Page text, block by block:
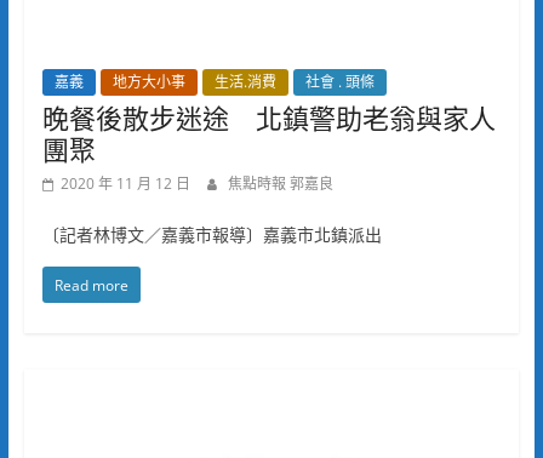
嘉義 地方大小事 生活.消費 社會 . 頭條
晚餐後散步迷途 北鎮警助老翁與家人
團聚
2020 年 11 月 12 日 焦點時報 郭嘉良
〔記者林博文／嘉義市報導〕嘉義市北鎮派出
Read more